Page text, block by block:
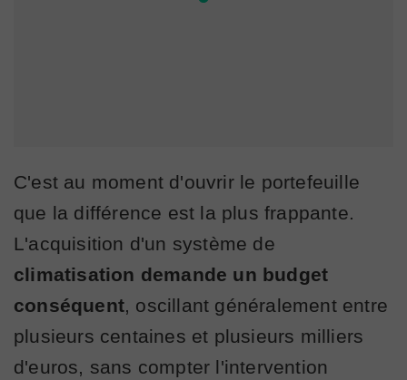
C'est au moment d'ouvrir le portefeuille
que la différence est la plus frappante.
L'acquisition d'un système de
climatisation demande un budget
conséquent, oscillant généralement entre
plusieurs centaines et plusieurs milliers
d'euros, sans compter l'intervention